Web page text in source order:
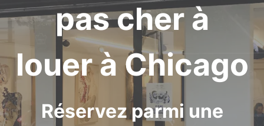
pas cher à
louer à Chicago
Réservez parmi une